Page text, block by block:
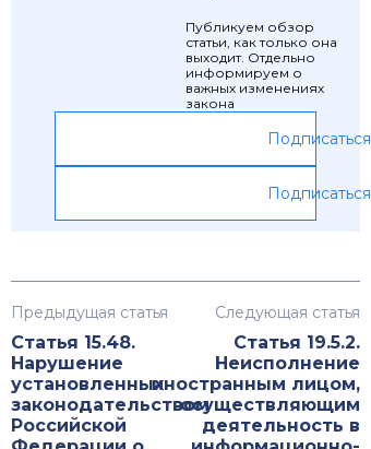
Публикуем обзор
статьи, как только она
выходит. Отдельно
информируем о
важных изменениях
закона
Подписаться
Подписаться
Предыдущая статья
Статья 15.48.
Нарушение
установленных
законодательством
Российской
Следующая статья
Статья 19.5.2.
Неисполнение
иностранным лицом,
осуществляющим
деятельность в